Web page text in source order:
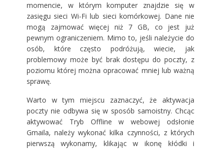
momencie, w którym komputer znajdzie się w
zasięgu sieci Wi-Fi lub sieci komórkowej. Dane nie
mogą zajmować więcej niż 7 GB, co jest już
pewnym ograniczeniem. Mimo to, jeśli należycie do
osób, które często podróżują, wiecie, jak
problemowy może być brak dostępu do poczty, z
poziomu której można opracować mniej lub ważną
sprawę.
Warto w tym miejscu zaznaczyć, że aktywacja
poczty nie odbywa się w sposób samoistny. Chcąc
aktywować Tryb Offline w webowej odsłonie
Gmaila, należy wykonać kilka czynności, z których
pierwszą wykonamy, klikając w ikonę kłódki i